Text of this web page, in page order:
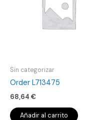
Sin categorizar
Order L713475
68,64 €
Añadir al carrito